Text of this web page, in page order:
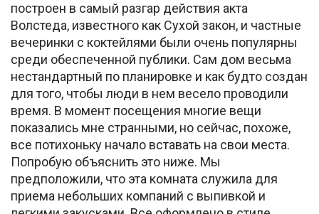
построен в самый разгар действия акта
Волстеда, известного как Сухой закон, и частные
вечеринки с коктейлями были очень популярны
среди обеспеченной публики. Сам дом весьма
нестандартный по планировке и как будто создан
для того, чтобы люди в нем весело проводили
время. В момент посещения многие вещи
показались мне странными, но сейчас, похоже,
все потихоньку начало вставать на свои места.
Попробую объяснить это ниже. Мы
предположили, что эта комната служила для
приема небольших компаний с выпивкой и